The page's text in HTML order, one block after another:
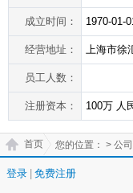
成立时间： 1970-01-
经营地址： 上海市
员工人数：
注册资本： 100万 人
您的位置：
首页 > 公
登录 免费注册